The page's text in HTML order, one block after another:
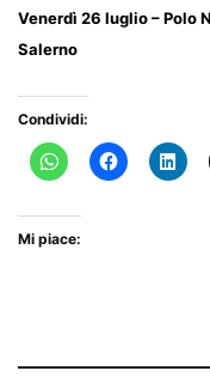
Venerdì 26 luglio – Polo
Salerno
Condividi:
Mi piace: